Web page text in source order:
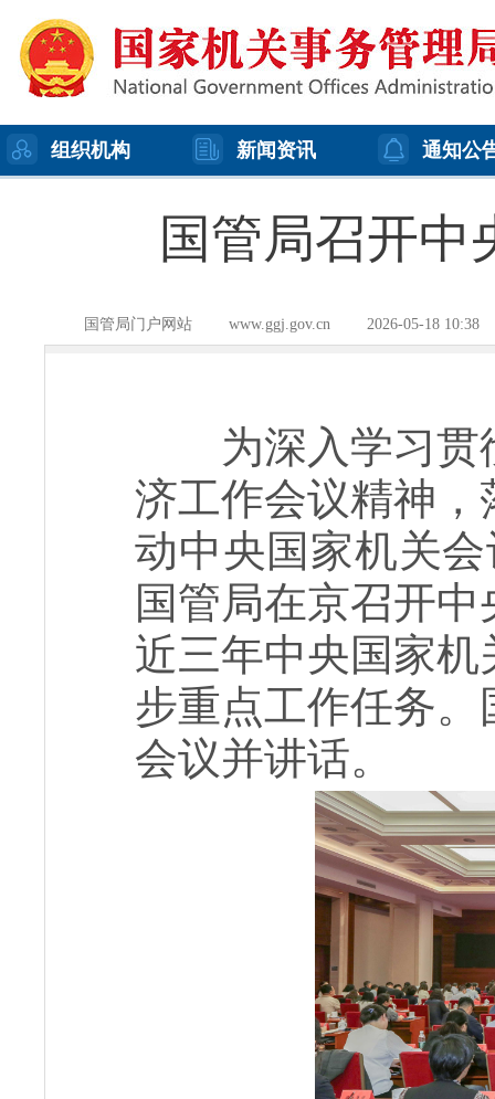
组织机构 新闻资讯 通知公
国管局召开中
国管局门户网站 www.ggj.gov.cn 2026-05-18 10:38
为深入学习
济工作会议精神
动中央国家机关
国管局在京召开
近三年中央国家
步重点工作任务
会议并讲话。